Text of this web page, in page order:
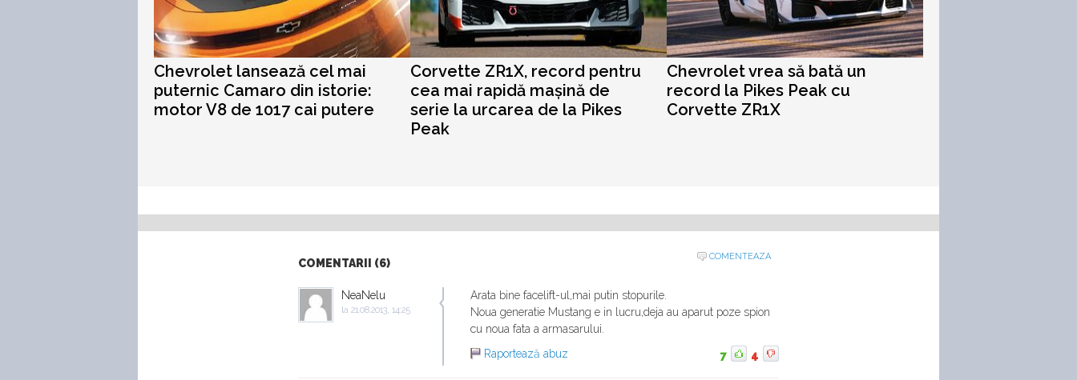
Chevrolet lansează cel mai
puternic Camaro din istorie:
motor V8 de 1017 cai putere
Corvette ZR1X, record pentru
cea mai rapidă mașină de
serie la urcarea de la Pikes
Peak
Chevrolet vrea să bată un
record la Pikes Peak cu
Corvette ZR1X
COMENTARII (6)
COMENTEAZA
NeaNelu
la 21.08.2013, 14:25
Arata bine facelift-ul,mai putin stopurile.
Noua generatie Mustang e in lucru,deja au aparut poze spion
cu noua fata a armasarului.
Raportează abuz
7 4